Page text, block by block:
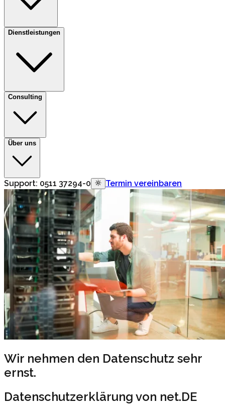
Dienstleistungen
Consulting
Über uns
Support: 0511 37294-0 Termin vereinbaren
Wir nehmen den Datenschutz sehr
ernst.
Datenschutzerklärung von net.DE